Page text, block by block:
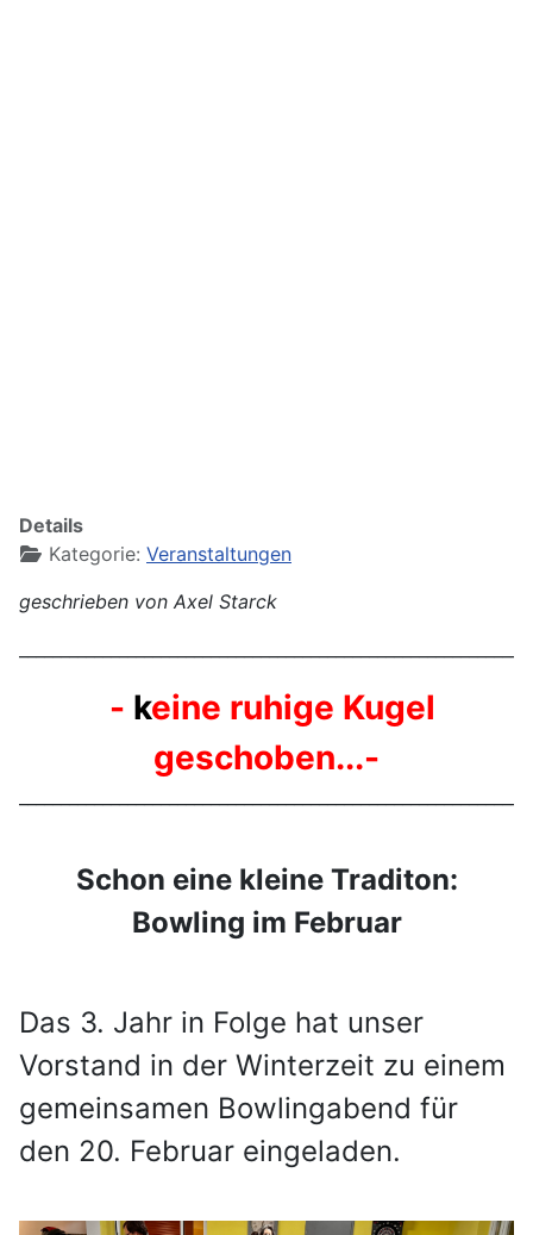
Details
Kategorie: Veranstaltungen
geschrieben von Axel Starck
- keine ruhige Kugel
geschoben...-
Schon eine kleine Traditon:
Bowling im Februar
Das 3. Jahr in Folge hat unser
Vorstand in der Winterzeit zu einem
gemeinsamen Bowlingabend für
den 20. Februar eingeladen.